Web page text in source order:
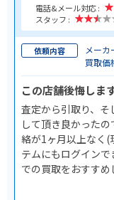
電話&メール対応 :
スタッフ :
依頼内容 メーカ
買取価
この店舗後悔しま
査定から引取り、
して頂き良かった
絡が1ヶ月以上なく(
テムにもログイン
での買取をおすすめ